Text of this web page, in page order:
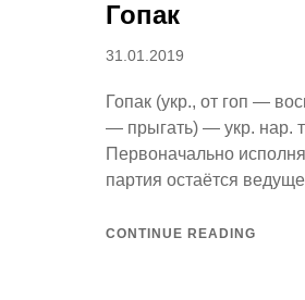
Гопак
Posted
31.01.2019
Гопак (укр., от гоп —
— прыгать) — укр. нар.
Первоначально
партия остаётся
CONTINUE READING